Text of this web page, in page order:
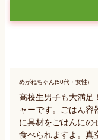
めがねちゃん(50代・女性)
高校生男子も大満足
ャーです。ごはん容
に具材をごはんにの
食べられますよ。真